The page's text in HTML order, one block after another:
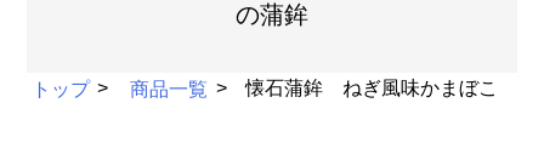
の蒲鉾
トップ 商品一覧 懐石蒲鉾 ねぎ風味かまぼこ